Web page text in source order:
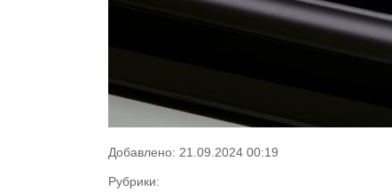
Добавлено: 21.09.2024 00:19
Рубрики: